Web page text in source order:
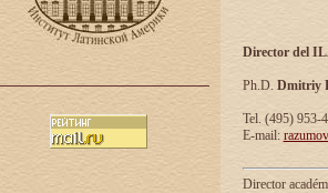
Director del
Ph.D. Dmitriy
Tel. (495) 953-
E-mail:
Director